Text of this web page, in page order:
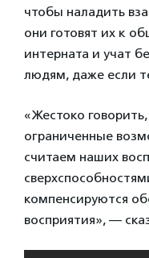
чтобы наладить
они готовят их к
интерната и учат
людям, даже если
«Жестоко
ограниченные
считаем наших
компенсируются
восприятия», —